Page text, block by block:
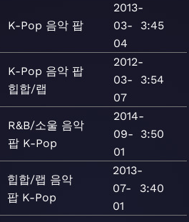
K-Pop 음악 팝
2013-
03-
04
3:45
K-Pop 음악 팝
힙합/랩
2012-
03-
07
3:54
R&B/소울 음악
팝 K-Pop
2014-
09-
01
3:50
힙합/랩 음악
팝 K-Pop
2013-
07-
01
3:40